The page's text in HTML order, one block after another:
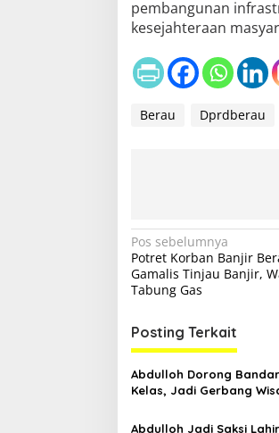
pembangunan
kesejahteraan
Berau Dprdberau
N
a
v
i
g
a
s
i
Pos sebelumnya
Potret Korban Banjir
Gamalis Tinjau Banjir,
Tabung Gas
Posting Terkait
Abdulloh Dorong
Kelas, Jadi Gerbang
Abdulloh Jadi Saksi